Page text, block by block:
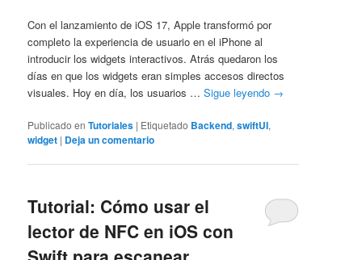
Con el lanzamiento de iOS 17, Apple transformó por
completo la experiencia de usuario en el iPhone al
introducir los widgets interactivos. Atrás quedaron los
días en que los widgets eran simples accesos directos
visuales. Hoy en día, los usuarios …Sigue leyendo →
Publicado en Tutoriales | Etiquetado Backend,swiftUI,
widget | Deja un comentario
Tutorial: Cómo usar el
lector de NFC en iOS con